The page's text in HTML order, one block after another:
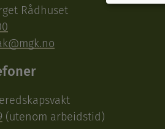
Rådhuset
(utenom arbeidstid)